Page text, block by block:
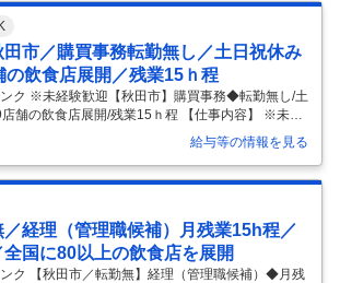
市／購買事務転勤無し／土日祝休み
の飲食店展開／残業15ｈ程
ク ※未経験歓迎【秋田市】購買事務◆転勤無し/土
舗の飲食店展開/残業15ｈ程 【仕事内容】 ※未経
買事務◆転勤無し/土日祝休み／全国約99店舗の飲食
具体的な仕事内容】 ～全国約店99舗の飲食店を展
、食材輸入業務や酒蔵経営なども開始/事業拡大内
数活躍中/中途入社者多数在籍/転勤無し/マイカー
■職務内容： 飲食店の運営をメインに行い、郷土
などの幅広いブランドを展開している当社にて、
躍していただきます。具体的に …
給与等の情報を見る
経理（管理職候補）月残業15h程／
国に80以上の飲食店を展開
ク 【秋田市／転勤無】経理（管理職候補）◆月残